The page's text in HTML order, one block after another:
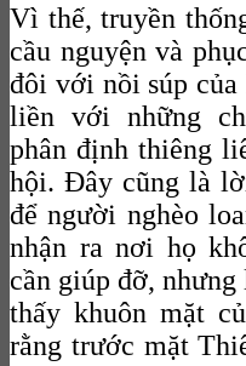
Vì thế, truyền
cầu nguyện và
đôi với nồi súp
liền với những
phân định thiêng
hội. Đây cũng là
để người nghèo
nhận ra nơi họ
cần giúp đỡ,
thấy khuôn mặt
rằng trước mặt